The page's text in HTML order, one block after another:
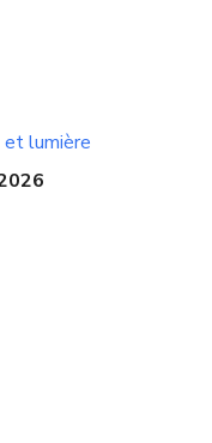
lumière